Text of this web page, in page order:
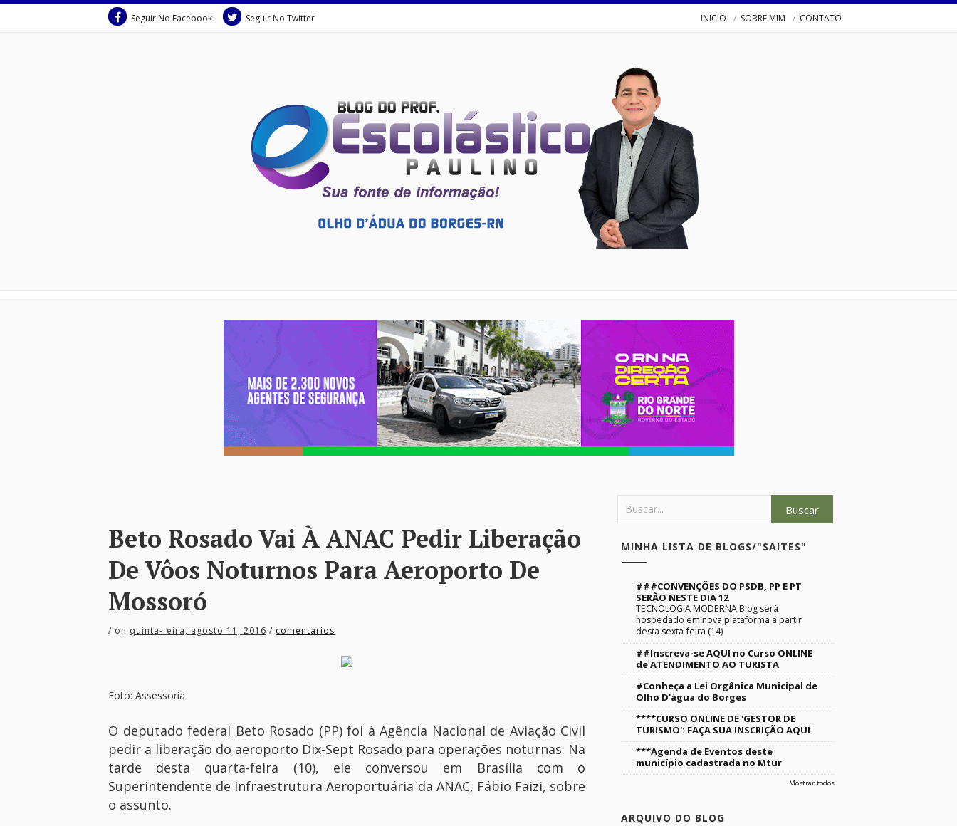
Seguir No Facebook Seguir No Twitter INÍCIO SOBRE MIM CONTATO
Beto Rosado Vai À ANAC Pedir Liberação
De Vôos Noturnos Para Aeroporto De
Mossoró
/ on quinta-feira, agosto 11, 2016 / comentarios
Foto: Assessoria
O deputado federal Beto Rosado (PP) foi à Agência Nacional de Aviação Civil
pedir a liberação do aeroporto Dix-Sept Rosado para operações noturnas. Na
tarde desta quarta-feira (10), ele conversou em Brasília com o
Superintendente de Infraestrutura Aeroportuária da ANAC, Fábio Faizi, sobre
o assunto.
MINHA LISTA DE BLOGS/"SAITES"
###CONVENÇÕES DO PSDB, PP E PT
SERÃO NESTE DIA 12
TECNOLOGIA MODERNA Blog será
hospedado em nova plataforma a partir
desta sexta-feira (14)
##Inscreva-se AQUI no Curso ONLINE
de ATENDIMENTO AO TURISTA
#Conheça a Lei Orgânica Municipal de
Olho D'água do Borges
****CURSO ONLINE DE 'GESTOR DE
TURISMO': FAÇA SUA INSCRIÇÃO AQUI
***Agenda de Eventos deste
município cadastrada no Mtur
Mostrar todos
ARQUIVO DO BLOG